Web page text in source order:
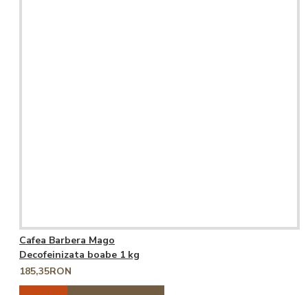
Cafea Barbera Mago
Decofeinizata boabe 1 kg
185,35RON